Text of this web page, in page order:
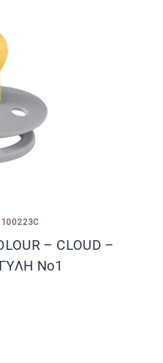
100223C
– CLOUD –
No1